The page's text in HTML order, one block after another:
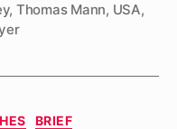
, Thomas Mann, USA,
BRIEF